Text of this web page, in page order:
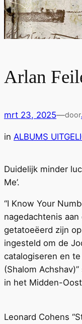
Arlan
mrt 23, 2025—door
in ALBUMS
Duidelijk minder
Me’.
“I Know Your
nagedachtenis
getatoeëerd zijn
ingesteld om de
catalogiseren en
(Shalom
in het Midden-
Leonard Cohens